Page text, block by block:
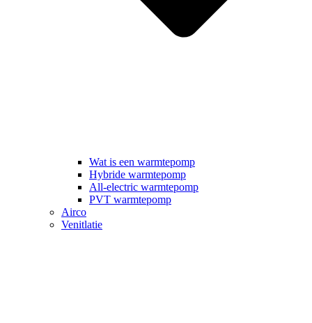
Wat is een warmtepomp
Hybride warmtepomp
All-electric warmtepomp
PVT warmtepomp
Airco
Venitlatie